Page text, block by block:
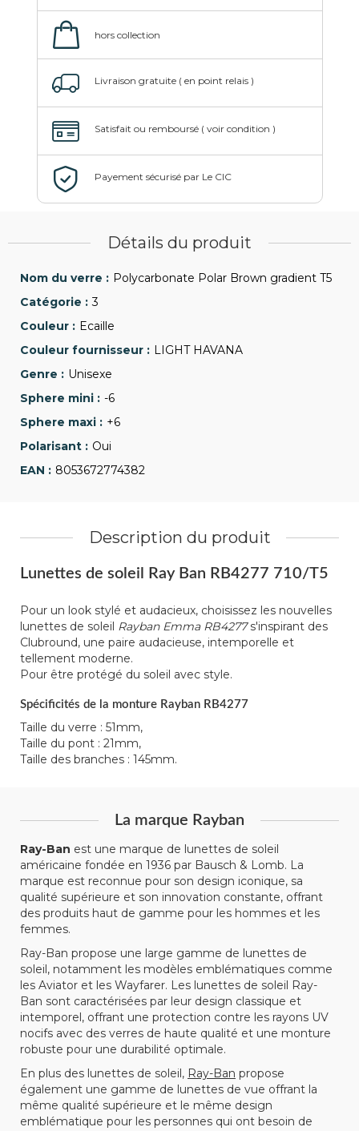
Détails du produit
Polycarbonate Polar Brown gradient T5
3
Ecaille
LIGHT HAVANA
Unisexe
-6
+6
Oui
8053672774382
Description du produit
Lunettes de soleil Ray Ban RB4277 710/T5
Pour un look stylé et audacieux, choisissez les nouvelles
lunettes de soleil Rayban Emma RB4277s'inspirant des
Clubround, une paire audacieuse, intemporelle et
tellement moderne.
Pour être protégé du soleil avec style.
Spécificités de la monture Rayban RB4277
Taille du verre : 51mm,
Taille du pont : 21mm,
Taille des branches : 145mm.
La marque Rayban
Ray-Ban est une marque de lunettes de soleil
américaine fondée en 1936 par Bausch & Lomb. La
marque est reconnue pour son design iconique, sa
qualité supérieure et son innovation constante, offrant
des produits haut de gamme pour les hommes et les
femmes.
Ray-Ban propose une large gamme de lunettes de
soleil, notamment les modèles emblématiques comme
les Aviator et les Wayfarer. Les lunettes de soleil Ray-
Ban sont caractérisées par leur design classique et
intemporel, offrant une protection contre les rayons UV
nocifs avec des verres de haute qualité et une monture
robuste pour une durabilité optimale.
En plus des lunettes de soleil, Ray-Ban propose
également une gamme de lunettes de vue offrant la
même qualité supérieure et le même design
emblématique pour les personnes qui ont besoin de